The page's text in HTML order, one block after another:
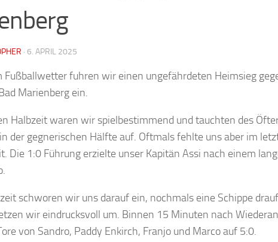
· 6. APRIL 2025
Fußballwetter fuhren wir einen ungefährdeten Heimsieg
Marienberg ein.
Halbzeit waren wir spielbestimmend und tauchten des
der gegnerischen Hälfte auf. Oftmals fehlte uns aber im
Die 1:0 Führung erzielte unser Kapitän Assi nach einem
schworen wir uns darauf ein, nochmals eine Schippe
wir eindrucksvoll um. Binnen 15 Minuten nach
von Sandro, Paddy Enkirch, Franjo und Marco auf 5:0.